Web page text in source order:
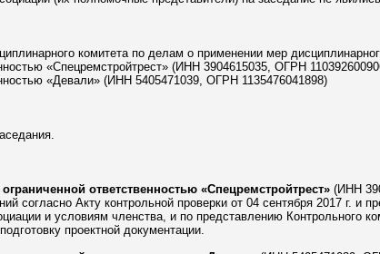
комитета по делам о применении мер
«Спецремстройтрест» (ИНН 3904615035, ОГРН
«Девали» (ИНН 5405471039, ОГРН 1135476041898)
ответственностью «Спецремстройтрест» (ИНН
согласно Акту контрольной проверки от 04 сентября 2017 г. и
и условиям членства, и по представлению Контрольного
проектной документации.